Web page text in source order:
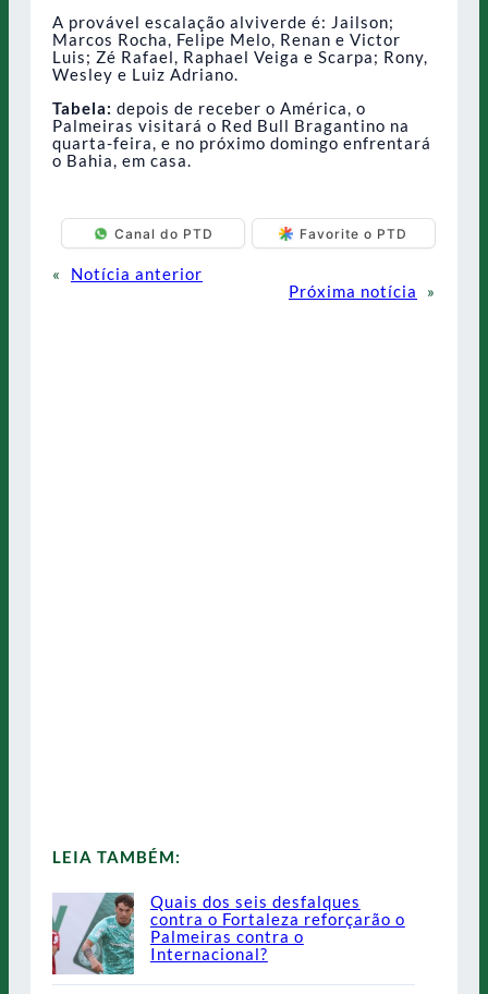
A provável escalação alviverde é: Jailson;
Marcos Rocha, Felipe Melo, Renan e Victor
Luis; Zé Rafael, Raphael Veiga e Scarpa; Rony,
Wesley e Luiz Adriano.
Tabela: depois de receber o América, o
Palmeiras visitará o Red Bull Bragantino na
quarta-feira, e no próximo domingo enfrentará
o Bahia, em casa.
Canal do PTD Favorite o PTD
«
Notícia anterior
Próxima notícia
»
LEIA TAMBÉM:
Quais dos seis desfalques
contra o Fortaleza reforçarão o
Palmeiras contra o
Internacional?